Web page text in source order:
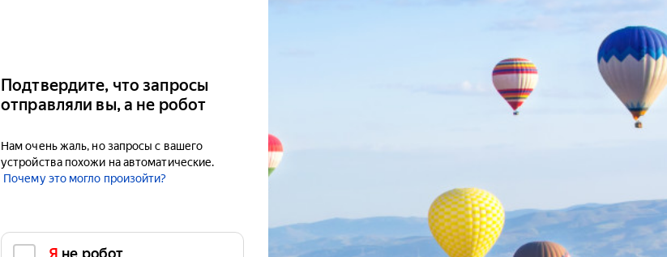
Подтвердите, что запросы
отправляли вы, а не робот
Нам очень жаль, но запросы с вашего
устройства похожи на автоматические.
Почему это могло произойти?